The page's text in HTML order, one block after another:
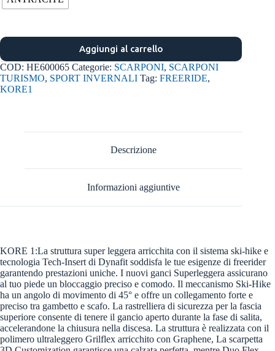
Aggiungi al carrello
COD: HE600065 Categorie: SCARPONI, SCARPONI
TURISMO, SPORT INVERNALI Tag: FREERIDE,
KORE1
Descrizione
Informazioni aggiuntive
KORE 1:La struttura super leggera arricchita con il sistema ski-hike e
tecnologia Tech-Insert di Dynafit soddisfa le tue esigenze di freerider
garantendo prestazioni uniche. I nuovi ganci Superleggera assicurano
al tuo piede un bloccaggio preciso e comodo. Il meccanismo Ski-Hike
ha un angolo di movimento di 45° e offre un collegamento forte e
preciso tra gambetto e scafo. La rastrelliera di sicurezza per la fascia
superiore consente di tenere il gancio aperto durante la fase di salita,
accelerandone la chiusura nella discesa. La struttura è realizzata con il
polimero ultraleggero Grilflex arricchito con Graphene, La scarpetta